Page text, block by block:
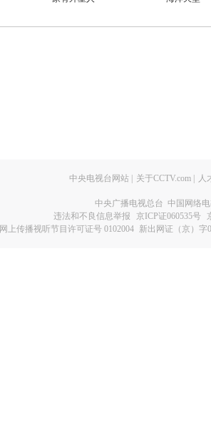
中央电视台网站 关于CCTV.com 人
中央广播电视总台 中国网络
违法和不良信息举报
京ICP证060535号
网上传播视听节目许可证号 0102004 新出网证（京）